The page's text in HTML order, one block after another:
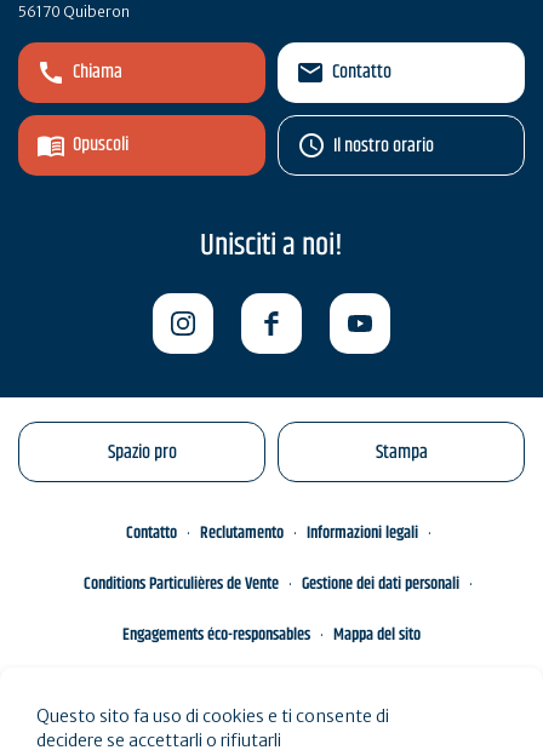
56170 Quiberon
Chiama
Opuscoli
Contatto
Il nostro orario
Unisciti a noi!
Spazio pro Stampa
Contatto Reclutamento
Informazioni legali
Conditions Particulières de Vente
Gestione dei dati personali
Engagements éco-responsables
Mappa del sito
Questo sito fa uso di cookies e ti consente di
decidere se accettarli o rifiutarli